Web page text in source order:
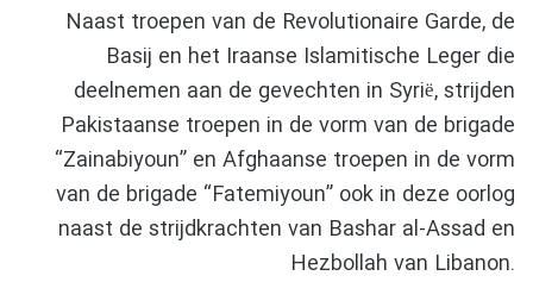
Naast troepen van de Revolutionaire Garde, de
Basij en het Iraanse Islamitische Leger die
deelnemen aan de gevechten in Syrië, strijden
Pakistaanse troepen in de vorm van de brigade
“Zainabiyoun” en Afghaanse troepen in de vorm
van de brigade “Fatemiyoun” ook in deze oorlog
naast de strijdkrachten van Bashar al-Assad en
Hezbollah van Libanon.